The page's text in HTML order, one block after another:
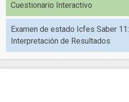
Cuestionario Interactivo
Examen de estado Icfes Saber 11:
Interpretación de Resultados